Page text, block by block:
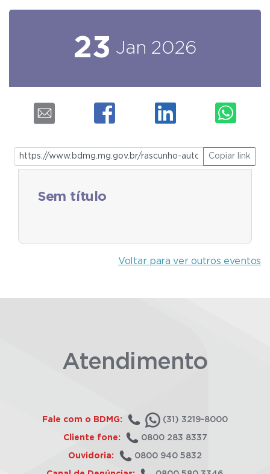
23 Jan 2026
Copiar link
Sem título
Voltar para ver outros eventos
Atendimento
Fale com o BDMG: (31) 3219-8000
Cliente fone: 0800 283 8337
Ouvidoria: 0800 940 5832